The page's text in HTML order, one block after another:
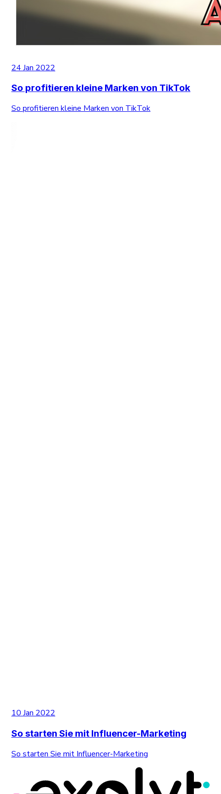
24 Jan 2022
So profitieren kleine Marken von TikTok
So profitieren kleine Marken von TikTok
10 Jan 2022
So starten Sie mit Influencer-Marketing
So starten Sie mit Influencer-Marketing